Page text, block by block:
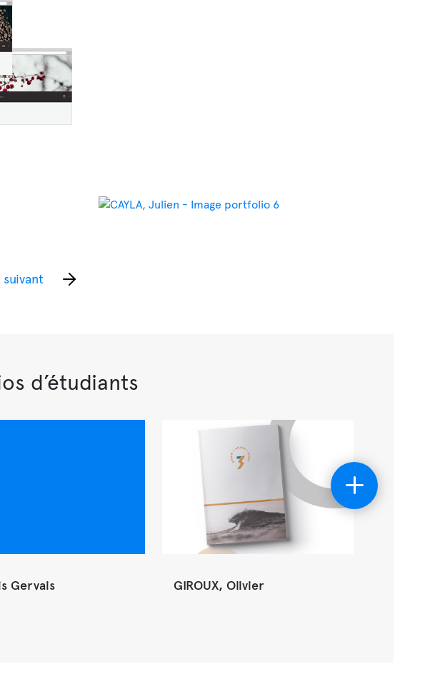
d’étudiants
Gervais GIROUX, Olivier